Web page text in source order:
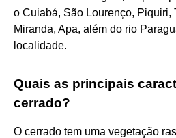
o Cuiabá, São Lourenço, Piquiri,
Miranda, Apa, além do rio
localidade.
Quais as principais
cerrado?
O cerrado tem uma vegetação